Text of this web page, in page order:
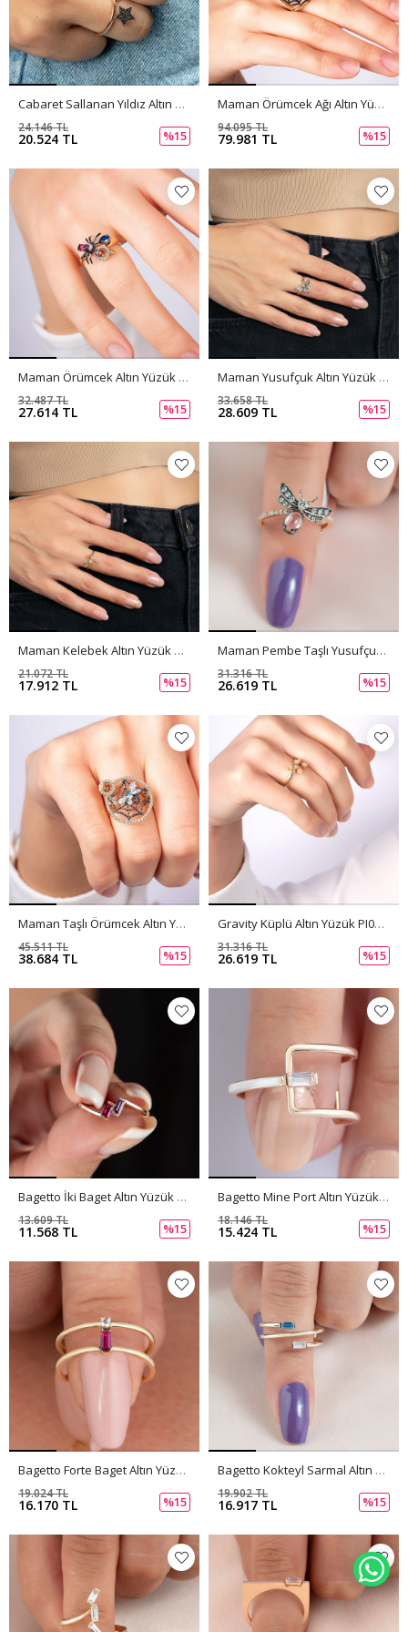
Cabaret Sallanan Yıldız Altın Yüzük PI0177
20.524 TL
24.146 TL
%15
Maman Örümcek Ağı Altın Yüzük PI0176
79.981 TL
94.095 TL
%15
Maman Örümcek Altın Yüzük PI0175
27.614 TL
32.487 TL
%15
Maman Yusufçuk Altın Yüzük PI0174
28.609 TL
33.658 TL
%15
Maman Kelebek Altın Yüzük PI0173
17.912 TL
21.072 TL
%15
Maman Pembe Taşlı Yusufçuk Altın Yüzük PI0172
26.619 TL
31.316 TL
%15
Maman Taşlı Örümcek Altın Yüzük PI0171
38.684 TL
45.511 TL
%15
Gravity Küplü Altın Yüzük PI0170
26.619 TL
31.316 TL
%15
Bagetto İki Baget Altın Yüzük PI0169
11.568 TL
13.609 TL
%15
Bagetto Mine Port Altın Yüzük PI0168
15.424 TL
18.146 TL
%15
Bagetto Forte Baget Altın Yüzük PI0167
16.170 TL
19.024 TL
%15
Bagetto Kokteyl Sarmal Altın Yüzük PI0166
16.917 TL
19.902 TL
%15